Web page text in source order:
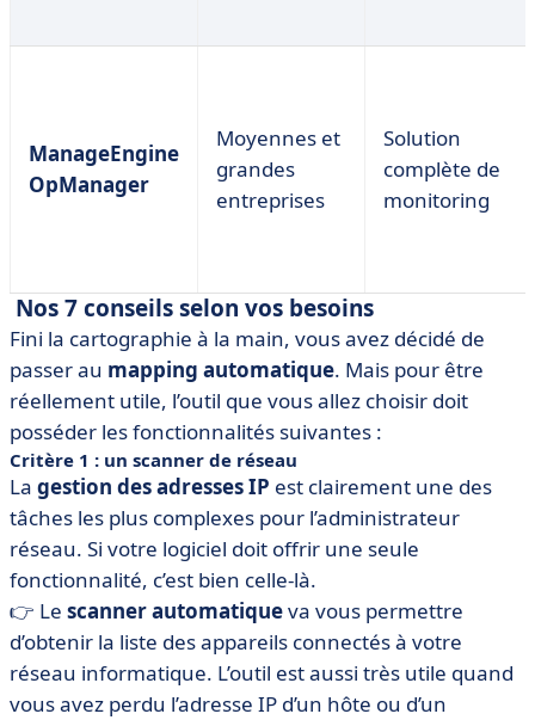
ManageEngine
OpManager
Moyennes et
grandes
entreprises
Solution
complète de
monitoring
Nos 7 conseils selon vos besoins
Fini la cartographie à la main, vous avez décidé de
passer au mapping automatique. Mais pour être
réellement utile, l’outil que vous allez choisir doit
posséder les fonctionnalités suivantes :
Critère 1 : un scanner de réseau
La gestion des adresses IP est clairement une des
tâches les plus complexes pour l’administrateur
réseau. Si votre logiciel doit offrir une seule
fonctionnalité, c’est bien celle-là.
👉 Le scanner automatiqueva vous permettre
d’obtenir la liste des appareils connectés à votre
réseau informatique. L’outil est aussi très utile quand
vous avez perdu l’adresse IP d’un hôte ou d’un